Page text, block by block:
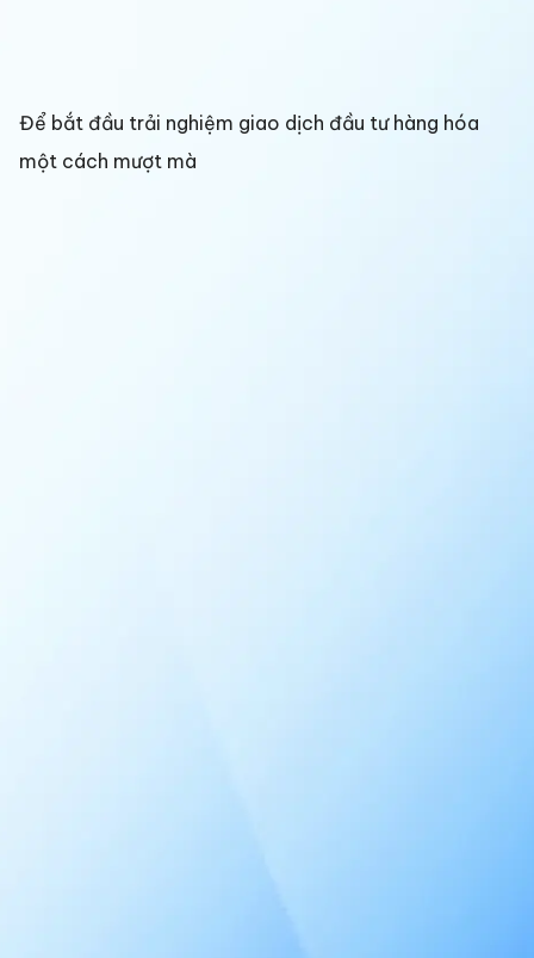
Để bắt đầu trải nghiệm giao dịch đầu tư hàng hóa
một cách mượt mà